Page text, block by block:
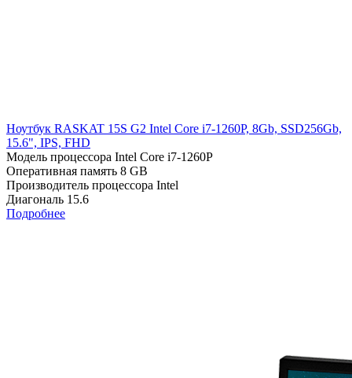
Ноутбук RASKAT 15S G2 Intel Core i7-1260P, 8Gb, SSD256Gb,
15.6", IPS, FHD
Модель процессора Intel Core i7-1260P
Оперативная память 8 GB
Производитель процессора Intel
Диагональ 15.6
Подробнее